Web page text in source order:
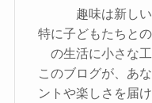
趣味は新し
特に子どもたちと
の生活に小さな
このブログが、あ
ントや楽しさを届